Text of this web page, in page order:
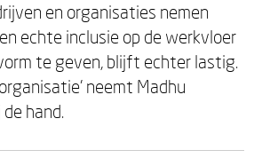
en organisaties nemen
echte inclusie op de werkvloer
te geven, blijft echter lastig.
neemt Madhu
hand.